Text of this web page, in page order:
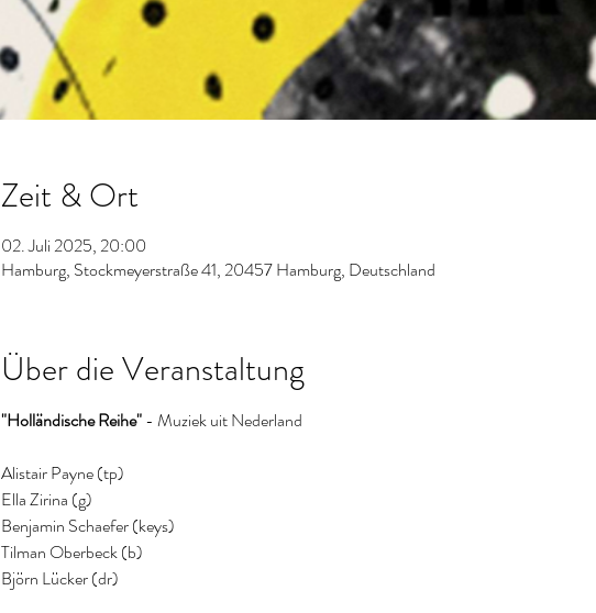
Zeit & Ort
02. Juli 2025, 20:00
Hamburg, Stockmeyerstraße 41, 20457 Hamburg, Deutschland
Über die Veranstaltung
"Holländische Reihe" - Muziek uit Nederland
Alistair Payne (tp)
Ella Zirina (g)
Benjamin Schaefer (keys)
Tilman Oberbeck (b)
Björn Lücker (dr)